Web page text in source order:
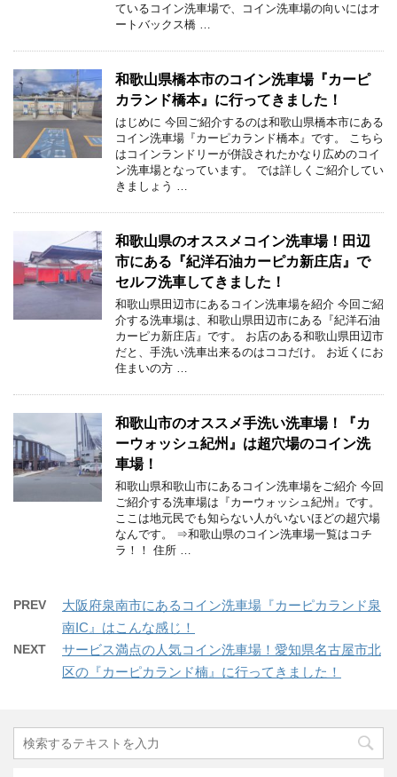
ているコイン洗車場で、コイン洗車場の向いにはオ
ートバックス橋 …
和歌山県橋本市のコイン洗車場『カーピ
カランド橋本』に行ってきました！
はじめに 今回ご紹介するのは和歌山県橋本市にある
コイン洗車場『カーピカランド橋本』です。 こちら
はコインランドリーが併設されたかなり広めのコイ
ン洗車場となっています。 では詳しくご紹介してい
きましょう …
和歌山県のオススメコイン洗車場！田辺
市にある『紀洋石油カーピカ新庄店』で
セルフ洗車してきました！
和歌山県田辺市にあるコイン洗車場を紹介 今回ご紹
介する洗車場は、和歌山県田辺市にある『紀洋石油
カーピカ新庄店』です。 お店のある和歌山県田辺市
だと、手洗い洗車出来るのはココだけ。 お近くにお
住まいの方 …
和歌山市のオススメ手洗い洗車場！『カ
ーウォッシュ紀州』は超穴場のコイン洗
車場！
和歌山県和歌山市にあるコイン洗車場をご紹介 今回
ご紹介する洗車場は『カーウォッシュ紀州』です。
ここは地元民でも知らない人がいないほどの超穴場
なんです。 ⇒和歌山県のコイン洗車場一覧はコチ
ラ！！ 住所 …
PREV
大阪府泉南市にあるコイン洗車場『カーピカランド泉
南IC』はこんな感じ！
NEXT
サービス満点の人気コイン洗車場！愛知県名古屋市北
区の『カーピカランド楠』に行ってきました！